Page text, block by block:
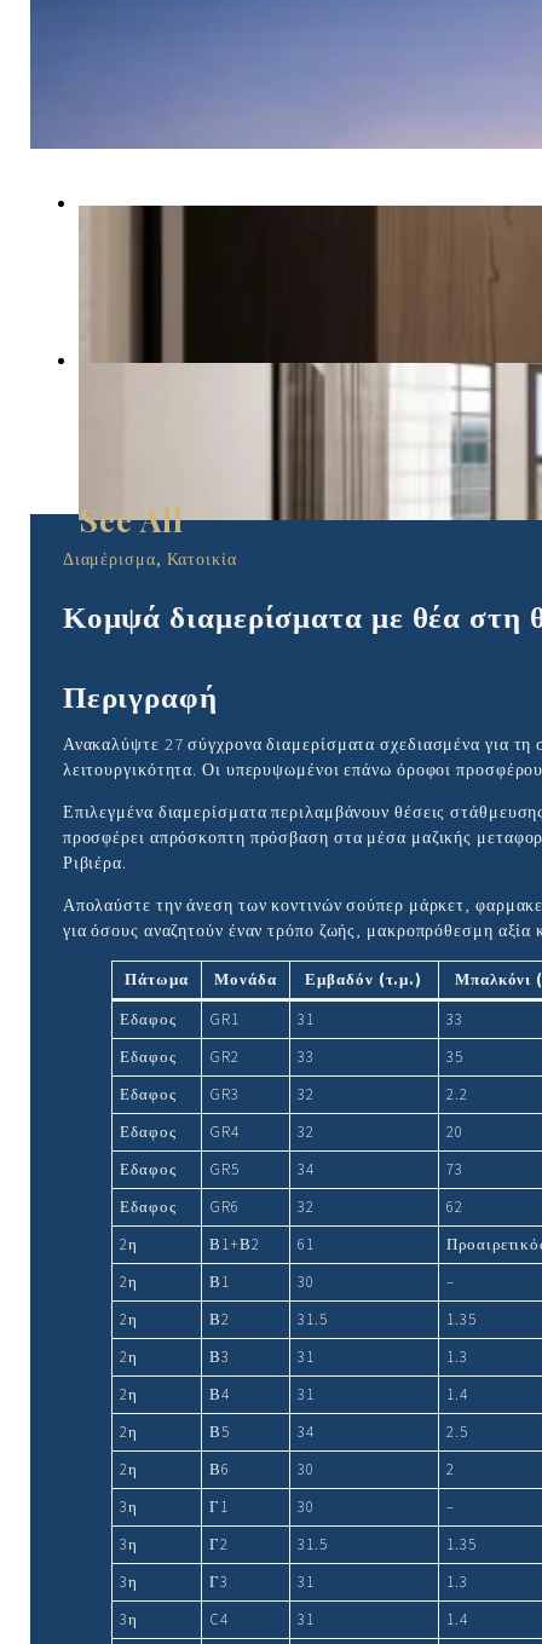
Διαμέρισμα, Κατοικία
Κομψά διαμερίσματα με θέα στη
Περιγραφή
Ανακαλύψτε 27 σύγχρονα διαμερίσματα σχεδιασμένα για
λειτουργικότητα. Οι υπερυψωμένοι επάνω όροφοι
Επιλεγμένα διαμερίσματα περιλαμβάνουν θέσεις
προσφέρει απρόσκοπτη πρόσβαση στα μέσα μαζικής
Ριβιέρα.
Απολαύστε την άνεση των κοντινών σούπερ μάρκετ,
για όσους αναζητούν έναν τρόπο ζωής, μακροπρόθεσμη αξία
Πάτωμα Μονάδα Εμβαδόν (τ.μ.)
Μπαλκόνι
Εδαφος
GR1 31
33
Εδαφος
GR2 33
35
Εδαφος
GR3 32
2.2
Εδαφος
GR4 32
20
Εδαφος
GR5 34
73
Εδαφος
GR6 32
62
2η
Β1+Β2 61
2η
Β1 30
–
2η
Β2 31.5
1.35
2η
Β3 31
1.3
2η
Β4 31
1.4
2η
Β5 34
2.5
2η
Β6 30
2
3η
Γ1 30
–
3η
Γ2 31.5
1.35
3η
Γ3 31
1.3
3η
C4 31
1.4